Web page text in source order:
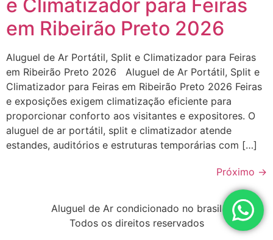
e Climatizador para Feiras
em Ribeirão Preto 2026
Aluguel de Ar Portátil, Split e Climatizador para Feiras
em Ribeirão Preto 2026 Aluguel de Ar Portátil, Split e
Climatizador para Feiras em Ribeirão Preto 2026 Feiras
e exposições exigem climatização eficiente para
proporcionar conforto aos visitantes e expositores. O
aluguel de ar portátil, split e climatizador atende
estandes, auditórios e estruturas temporárias com […]
Próximo →
Aluguel de Ar condicionado no brasil
Todos os direitos reservados